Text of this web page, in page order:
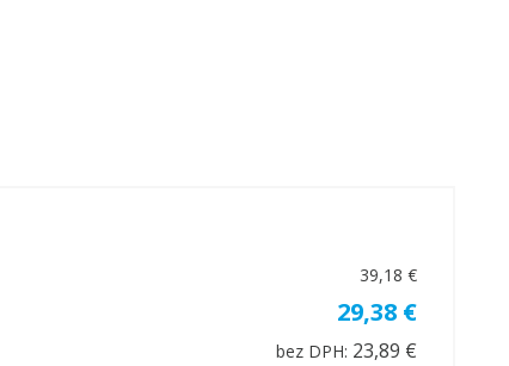
39,18 €
29,38 €
bez DPH: 23,89 €